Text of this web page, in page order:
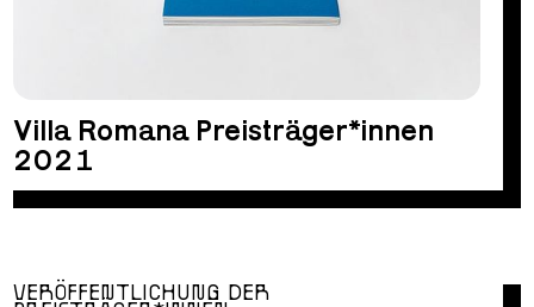
Villa Romana Preisträger*innen
2021
VERÖFFENTLICHUNG DER